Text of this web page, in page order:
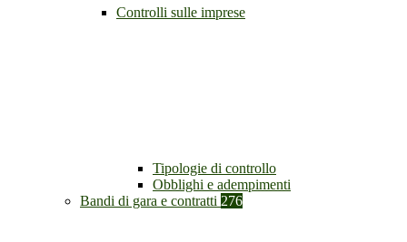
Controlli sulle imprese
Tipologie di controllo
Obblighi e adempimenti
Bandi di gara e contratti 276